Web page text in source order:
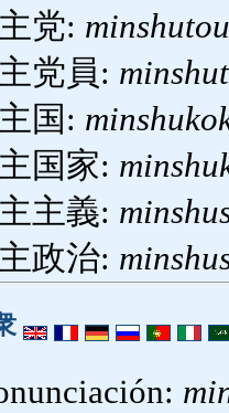
党: minshutou
党員:
国:
国家:
主義:
政治: